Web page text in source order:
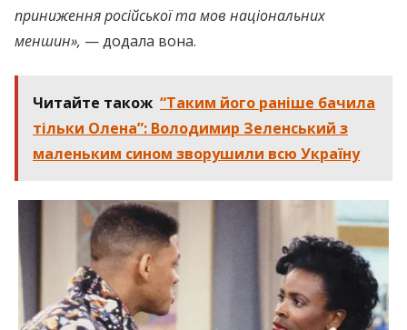
приниження російської та мов національних
меншин», — додала вона.
Читайте також “Таким його раніше бачила
тільки Олена”: Володимир Зеленський з
маленьким сином зворушили всю Україну